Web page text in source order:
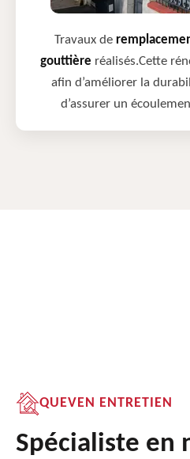
Travaux de
gouttière réalisés.Cette
afin d’améliorer la
d’assurer un
QUEVEN ENTRETIEN
Spécialiste en